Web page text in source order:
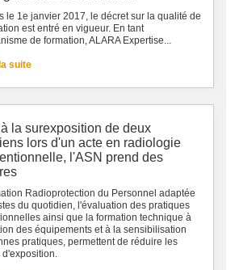
le 1e janvier 2017, le décret sur la qualité de
est entré en vigueur. En tant
de formation, ALARA Expertise...
suite
la surexposition de deux
lors d'un acte en radiologie
l'ASN prend des
Radioprotection du Personnel adaptée
du quotidien, l'évaluation des pratiques
ainsi que la formation technique à
des équipements et à la sensibilisation
pratiques, permettent de réduire les
d'exposition.